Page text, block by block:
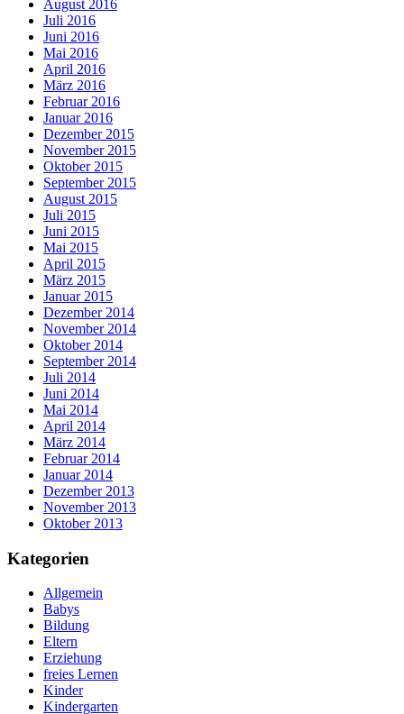
August 2016
Juli 2016
Juni 2016
Mai 2016
April 2016
März 2016
Februar 2016
Januar 2016
Dezember 2015
November 2015
Oktober 2015
September 2015
August 2015
Juli 2015
Juni 2015
Mai 2015
April 2015
März 2015
Januar 2015
Dezember 2014
November 2014
Oktober 2014
September 2014
Juli 2014
Juni 2014
Mai 2014
April 2014
März 2014
Februar 2014
Januar 2014
Dezember 2013
November 2013
Oktober 2013
Kategorien
Allgemein
Babys
Bildung
Eltern
Erziehung
freies Lernen
Kinder
Kindergarten